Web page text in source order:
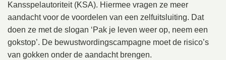
Kansspelautoriteit (KSA). Hiermee vragen ze meer
aandacht voor de voordelen van een zelfuitsluiting. Dat
doen ze met de slogan ‘Pak je leven weer op, neem een
gokstop’. De bewustwordingscampagne moet de risico’s
van gokken onder de aandacht brengen.